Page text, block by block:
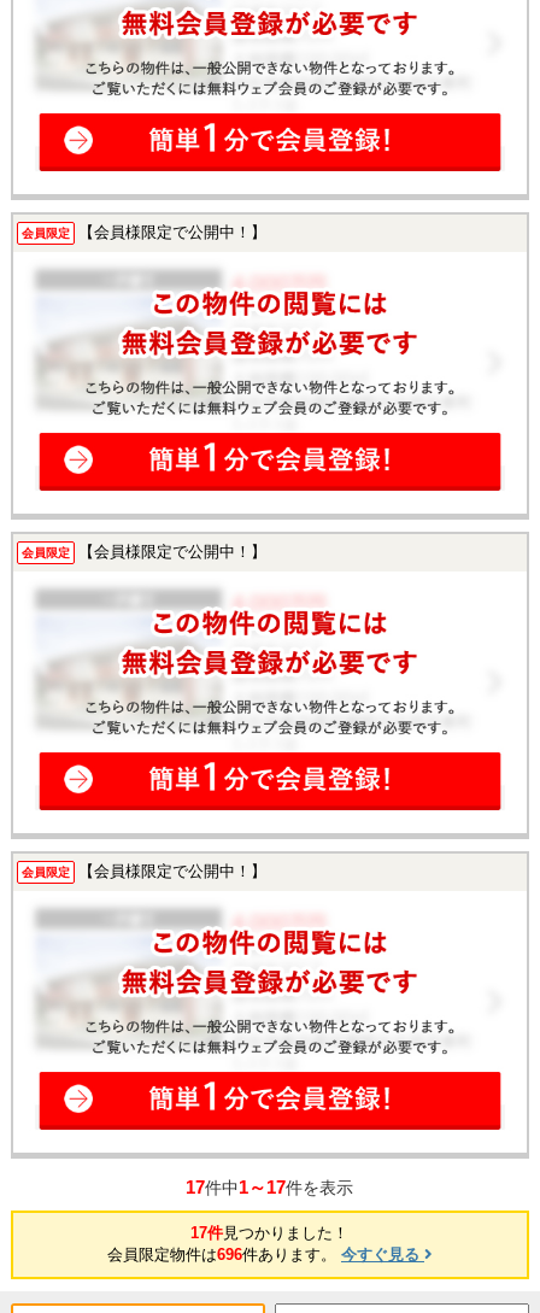
会員限定 【会員様限定で公開中！】
会員限定 【会員様限定で公開中！】
会員限定 【会員様限定で公開中！】
17件中1～17件を表示
17件見つかりました！
会員限定物件は696件あります。 今すぐ見る